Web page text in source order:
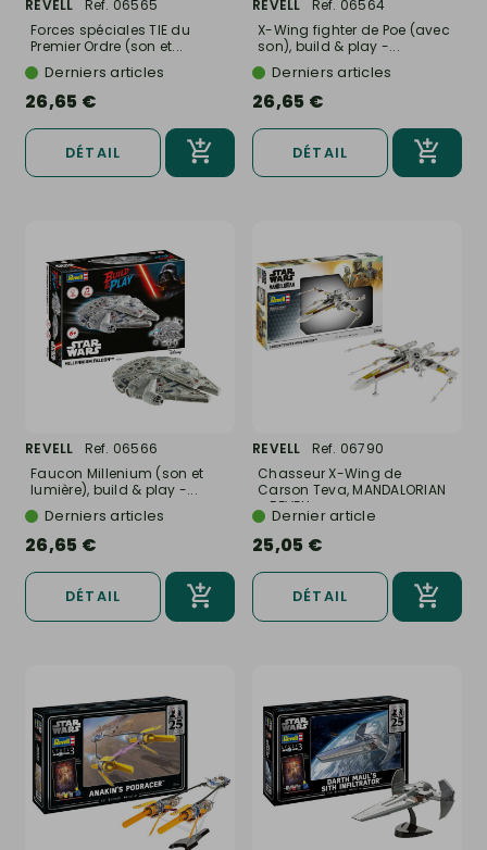
REVELL
Ref. 06565
Forces spéciales TIE du
Premier Ordre (son et...
Derniers articles
26,65 €
DÉTAIL
REVELL
Ref. 06564
X-Wing fighter de Poe (avec
son), build & play -...
Derniers articles
26,65 €
DÉTAIL
REVELL
Ref. 06566
Faucon Millenium (son et
lumière), build & play -...
Derniers articles
26,65 €
DÉTAIL
REVELL
Ref. 06790
Chasseur X-Wing de
Carson Teva, MANDALORIAN
- REVELL...
Dernier article
25,05 €
DÉTAIL